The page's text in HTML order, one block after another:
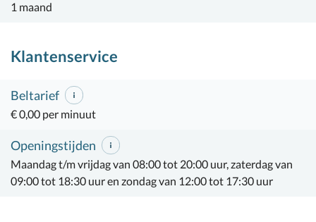
1 maand
Klantenservice
Beltarief
€ 0,00 per minuut
Openingstijden
Maandag t/m vrijdag van 08:00 tot 20:00 uur, zaterdag van
09:00 tot 18:30 uur en zondag van 12:00 tot 17:30 uur